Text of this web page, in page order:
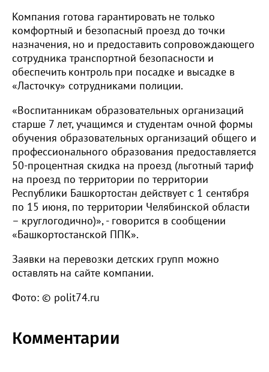
Компания готова гарантировать не только
комфортный и безопасный проезд до точки
назначения, но и предоставить сопровождающего
сотрудника транспортной безопасности и
обеспечить контроль при посадке и высадке в
«Ласточку» сотрудниками полиции.
«Воспитанникам образовательных организаций
старше 7 лет, учащимся и студентам очной формы
обучения образовательных организаций общего и
профессионального образования предоставляется
50-процентная скидка на проезд (льготный тариф
на проезд по территории по территории
Республики Башкортостан действует с 1 сентября
по 15 июня, по территории Челябинской области
– круглогодично)», - говорится в сообщении
«Башкортостанской ППК».
Заявки на перевозки детских групп можно
оставлять на сайте компании.
Фото: © polit74.ru
Комментарии